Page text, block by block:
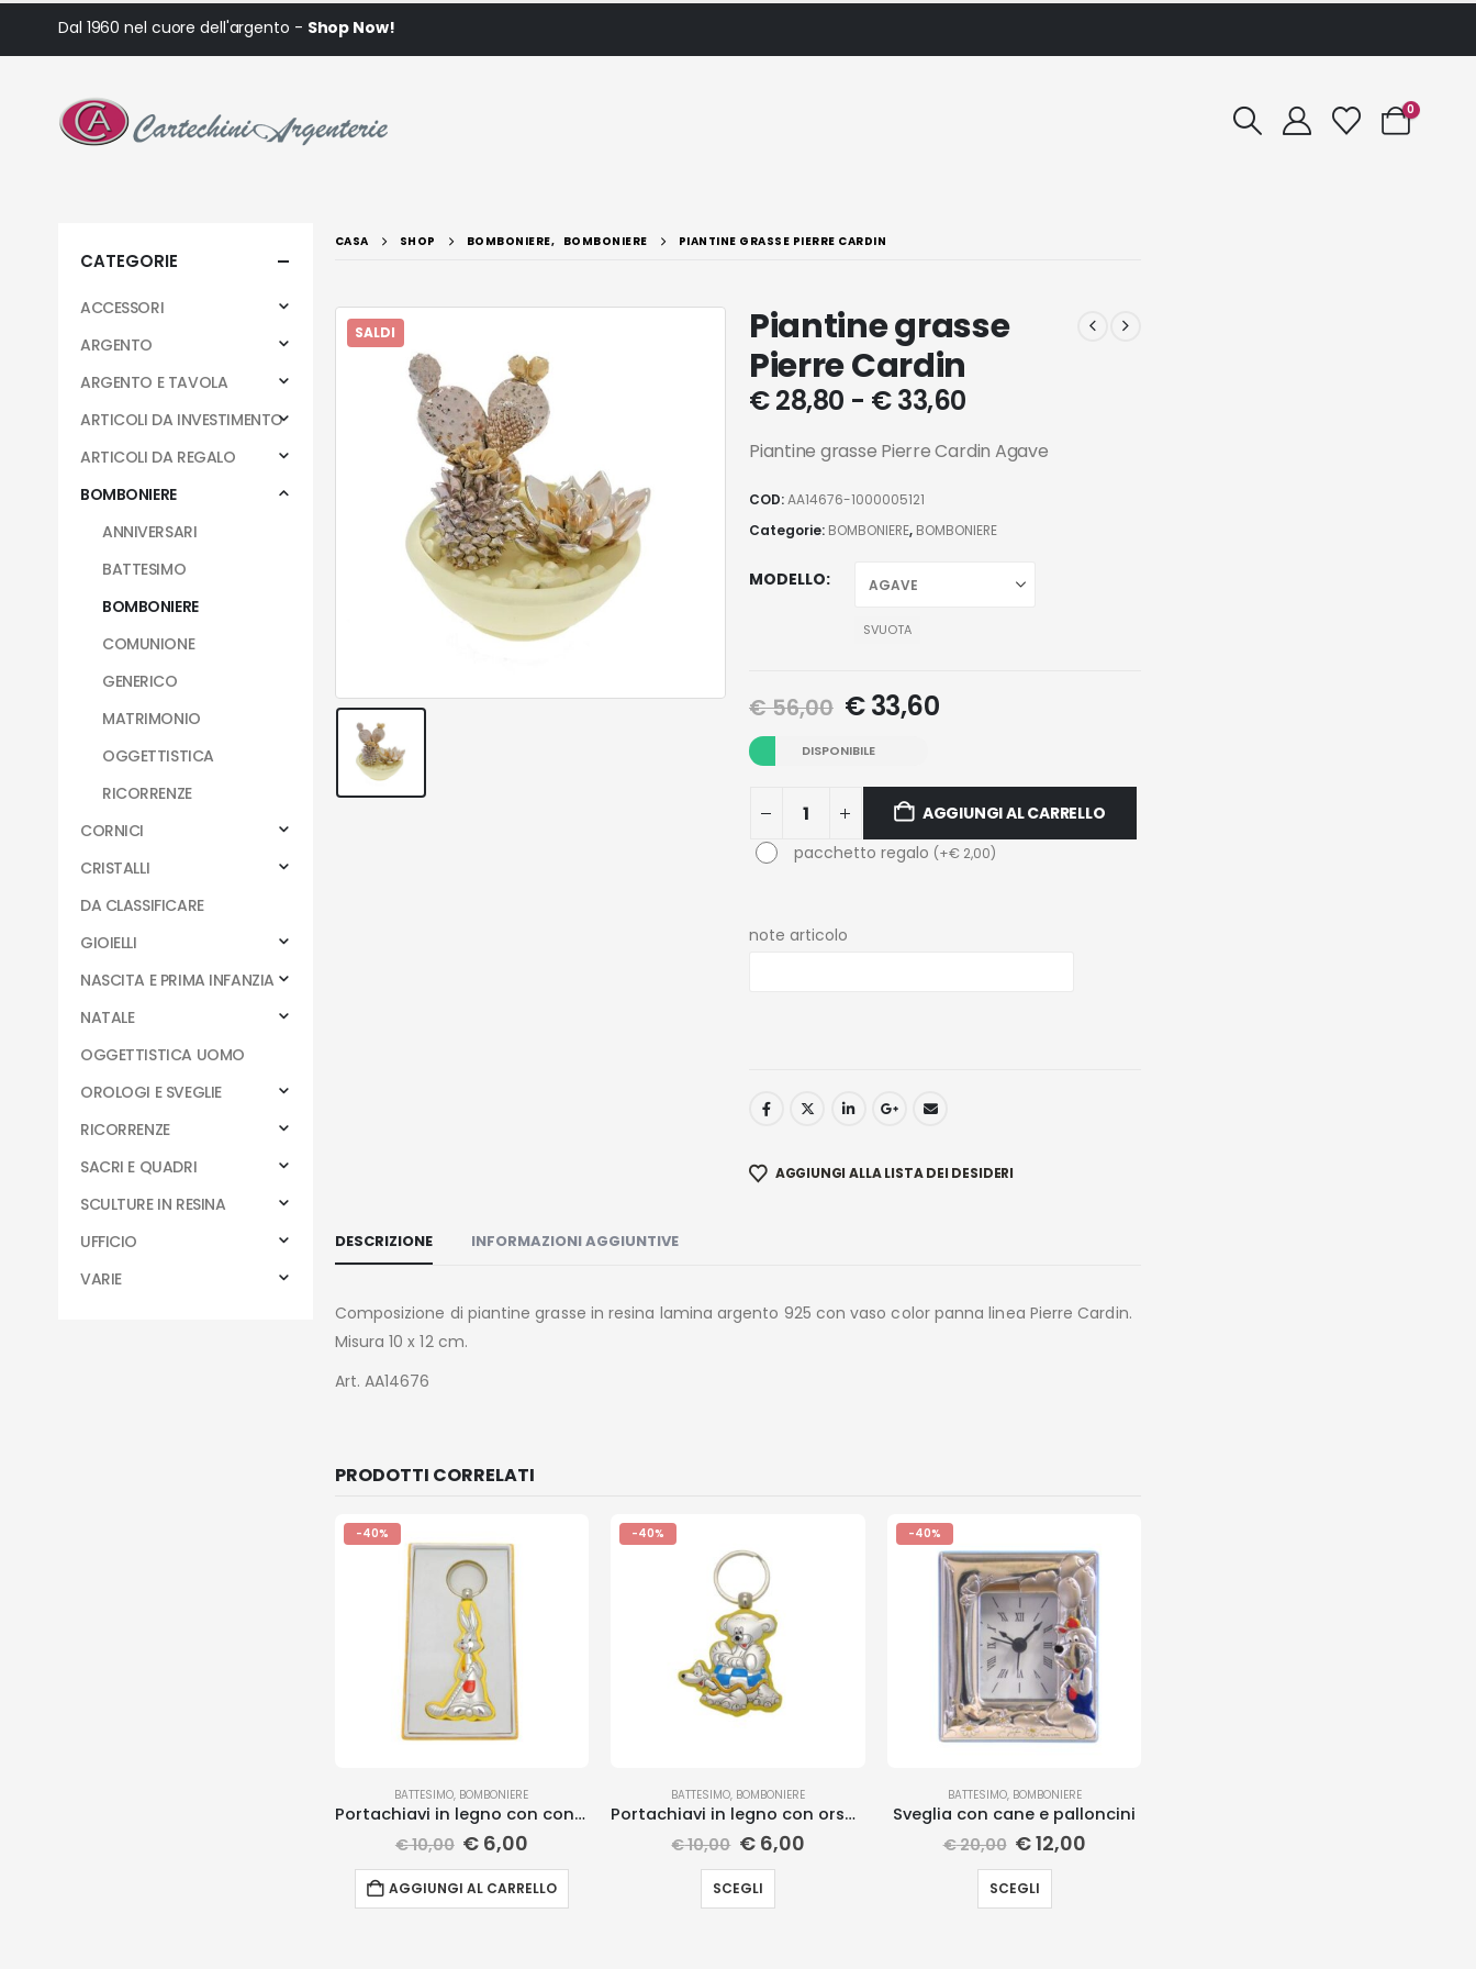
Dal 1960 nel cuore dell'argento - Shop Now!
0
CASA SHOP BOMBONIERE, BOMBONIERE PIANTINE GRASSE PIERRE CARDIN
SALDI
Piantine grasse
Pierre Cardin
€28,80 - €33,60
Piantine grasse Pierre Cardin Agave
COD:AA14676-1000005121
Categorie: BOMBONIERE, BOMBONIERE
MODELLO
SVUOTA
€56,00 €33,60
DISPONIBILE
AGGIUNGI AL CARRELLO
pacchetto regalo (+€ 2,00)
note articolo
AGGIUNGI ALLA LISTA DEI DESIDERI
DESCRIZIONE INFORMAZIONI AGGIUNTIVE
Composizione di piantine grasse in resina lamina argento 925 con vaso color panna linea Pierre Cardin.
Misura 10 x 12 cm.
Art. AA14676
PRODOTTI CORRELATI
-40%
BATTESIMO, BOMBONIERE
Portachiavi in legno con coniglio
€10,00 €6,00
AGGIUNGI AL CARRELLO
-40%
BATTESIMO, BOMBONIERE
Portachiavi in legno con orsetto
€10,00 €6,00
SCEGLI
-40%
BATTESIMO, BOMBONIERE
Sveglia con cane e palloncini
€20,00 €12,00
SCEGLI
CATEGORIE
ACCESSORI
ARGENTO
ARGENTO E TAVOLA
ARTICOLI DA INVESTIMENTO
ARTICOLI DA REGALO
BOMBONIERE
ANNIVERSARI
BATTESIMO
BOMBONIERE
COMUNIONE
GENERICO
MATRIMONIO
OGGETTISTICA
RICORRENZE
CORNICI
CRISTALLI
DA CLASSIFICARE
GIOIELLI
NASCITA E PRIMA INFANZIA
NATALE
OGGETTISTICA UOMO
OROLOGI E SVEGLIE
RICORRENZE
SACRI E QUADRI
SCULTURE IN RESINA
UFFICIO
VARIE